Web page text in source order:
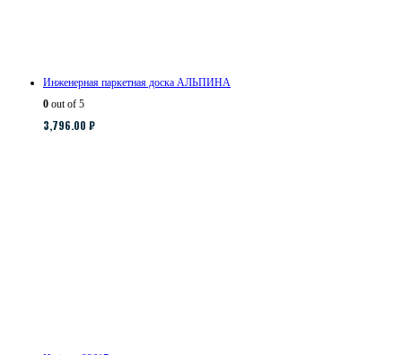
Инженерная паркетная доска АЛЬПИНА
0 out of 5
3,796.00 ₽